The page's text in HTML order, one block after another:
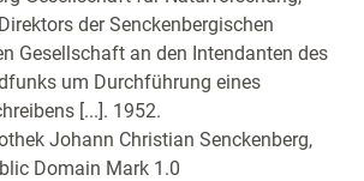
der Senckenbergischen
Gesellschaft an den Intendanten des
um Durchführung eines
[...]. 1952.
Johann Christian Senckenberg,
Domain Mark 1.0